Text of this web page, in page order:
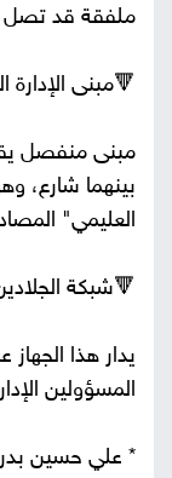
ملفقة قد تصل
🔻مبنى الإدارة
مبنى منفصل
بينهما شارع،
العليمي"
🔻شبكة
يدار هذا
المسؤولين
* علي حسين بدر